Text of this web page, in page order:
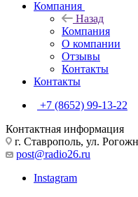
Компания
Назад
Компания
О компании
Отзывы
Контакты
Контакты
+7 (8652) 99-13-22
Контактная информация
г. Ставрополь, ул.
post@radio26.ru
Instagram